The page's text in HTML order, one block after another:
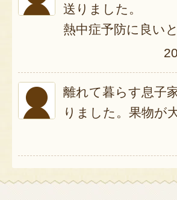
送りました。
熱中症予防に良い
離れて暮らす息子
りました。果物が